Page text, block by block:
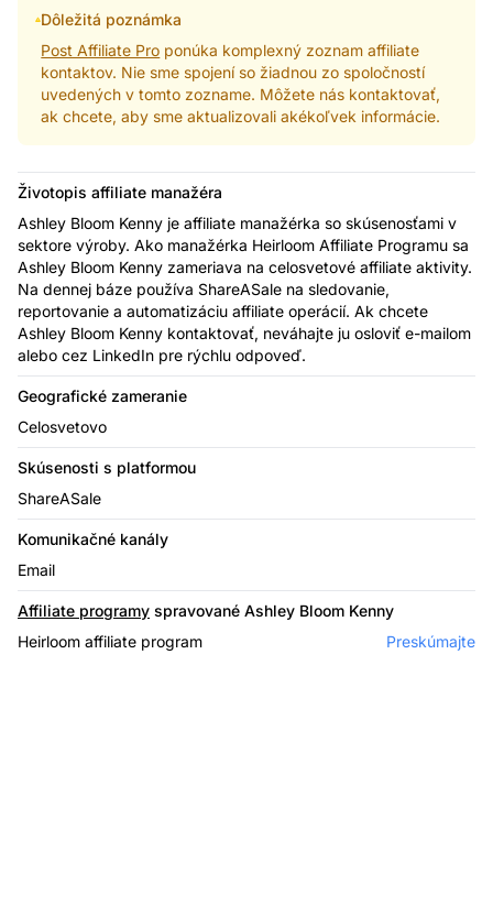
Dôležitá poznámka
Post Affiliate Pro ponúka komplexný zoznam affiliate
kontaktov. Nie sme spojení so žiadnou zo spoločností
uvedených v tomto zozname. Môžete nás kontaktovať,
ak chcete, aby sme aktualizovali akékoľvek informácie.
Životopis affiliate manažéra
Ashley Bloom Kenny je affiliate manažérka so skúsenosťami v
sektore výroby. Ako manažérka Heirloom Affiliate Programu sa
Ashley Bloom Kenny zameriava na celosvetové affiliate aktivity.
Na dennej báze používa ShareASale na sledovanie,
reportovanie a automatizáciu affiliate operácií. Ak chcete
Ashley Bloom Kenny kontaktovať, neváhajte ju osloviť e-mailom
alebo cez LinkedIn pre rýchlu odpoveď.
Geografické zameranie
Celosvetovo
Skúsenosti s platformou
ShareASale
Komunikačné kanály
Email
Affiliate programy spravované Ashley Bloom Kenny
Heirloom affiliate program
Preskúmajte